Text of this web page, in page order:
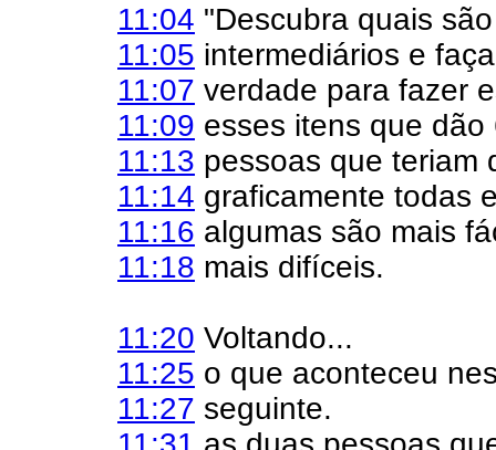
11:04 "Descubra quais
11:05 intermediários e
11:07 verdade para fazer
11:09 esses itens que
11:13 pessoas que teriam
11:14 graficamente todas
11:16 algumas são mais
11:18 mais difíceis.
11:20 Voltando...
11:25 o que aconteceu
11:27 seguinte.